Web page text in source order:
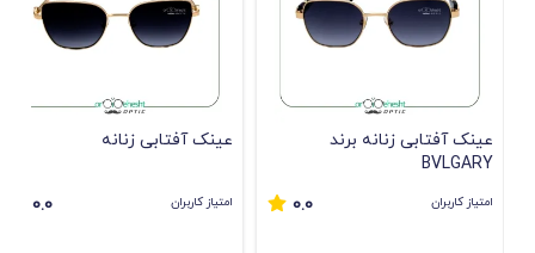
عینک آفتابی زنانه برند
BVLGARY
امتیاز کاربران 0.0
عینک آفتابی زنانه
امتیاز کاربران 0.0